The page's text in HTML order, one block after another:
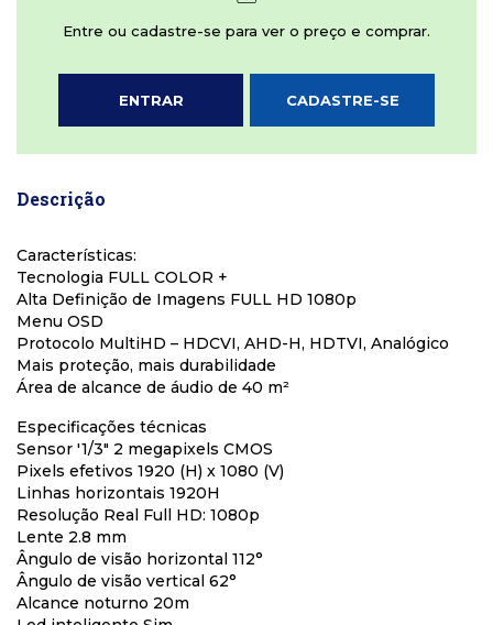
Entre ou cadastre-se para ver o preço e comprar.
ENTRAR CADASTRE-SE
Descrição
Características:
Tecnologia FULL COLOR +
Alta Definição de Imagens FULL HD 1080p
Menu OSD
Protocolo MultiHD – HDCVI, AHD-H, HDTVI, Analógico
Mais proteção, mais durabilidade
Área de alcance de áudio de 40 m²
Especificações técnicas
Sensor '1/3" 2 megapixels CMOS
Pixels efetivos 1920 (H) x 1080 (V)
Linhas horizontais 1920H
Resolução Real Full HD: 1080p
Lente 2.8 mm
Ângulo de visão horizontal 112°
Ângulo de visão vertical 62°
Alcance noturno 20m